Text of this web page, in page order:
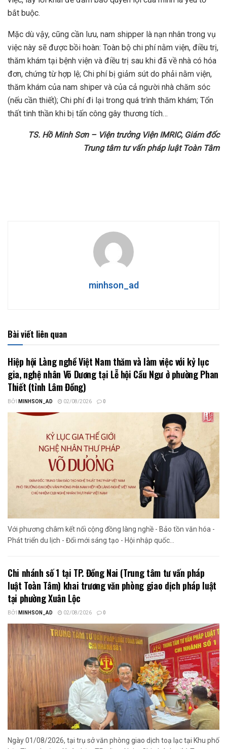
bắt buộc.
Mặc dù vậy, cũng cần lưu, nam shipper là nạn nhân trong vụ
việc này sẽ được bồi hoàn: Toàn bộ chi phí nằm viện, điều trị,
thăm khám tại bệnh viện và điều trị sau khi đã về nhà có hóa
đơn, chứng từ hợp lệ; Chi phí bị giảm sút do phải nằm viện,
thăm khám của nam shiper và của cả người nhà chăm sóc
(nếu cần thiết); Chi phí đi lại trong quá trình thăm khám; Tổn
thất tinh thần khi bị tấn công gây thương tích…
TS. Hồ Minh Sơn – Viện trưởng Viện IMRIC, Giám đốc
Trung tâm tư vấn pháp luật Toàn Tâm
minhson_ad
Bài viết liên quan
Hiệp hội Làng nghề Việt Nam thăm và làm việc với kỷ lục
gia, nghệ nhân Võ Dương tại Lễ hội Cầu Ngư ở phường Phan
Thiết (tỉnh Lâm Đồng)
BỞI MINHSON_AD 02/08/2026 0
Với phương châm kết nối cộng đồng làng nghề - Bảo tồn văn hóa -
Phát triển du lịch - Đổi mới sáng tạo - Hội nhập quốc...
Chi nhánh số 1 tại TP. Đồng Nai (Trung tâm tư vấn pháp
luật Toàn Tâm) khai trương văn phòng giao dịch pháp luật
tại phường Xuân Lộc
BỞI MINHSON_AD 02/08/2026 0
Ngày 01/08/2026, tại trụ sở văn phòng giao dịch toạ lạc tại Khu phố